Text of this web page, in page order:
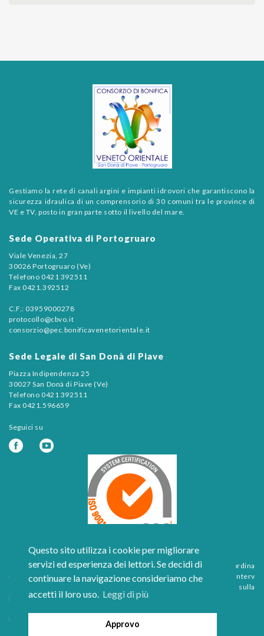
Questo sito utilizza i cookie per migliorare
servizi ed esperienza dei lettori. Se decidi di
continuare la navigazione consideriamo che
accetti il loro uso. Leggi di più
Approvo
Gestiamo la rete di canali argini e impianti idrovori che garantiscono la
sicurezza idraulica di un comprensorio di 30 comuni tra le province di
VE e TV, posto in gran parte sotto il livello del mare.
Sede Operativa di Portogruaro
Viale Venezia, 27
30026 Portogruaro (Ve)
Telefono 0421 392511
Fax 0421.392512
C.F.: 03959000278
protocollo@cbvo.it
consorzio@pec.bonificavenetorientale.it
Sede Legale di San Donà di Piave
Piazza Indipendenza 25
30027 San Donà di Piave (Ve)
Telefono 0421 392511
Fax 0421.596659
Seguici su
Certificazione per attività di progettazione, direzione lavori e coordina
mento della sicurezza di opere di bonifica idraulica, irrigazione e interv
enti di valenza paesaggistico-ambientale e per l’attività di verifica sulla
progettazione delle opere ai fini della validazione.
Politica qualità